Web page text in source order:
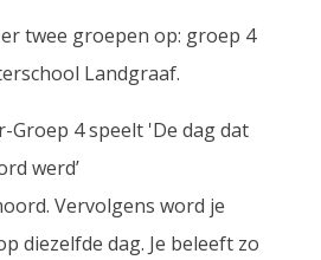
twee groepen op: groep 4
Landgraaf.
Groep 4 speelt 'De dag dat
werd’
Vervolgens word je
diezelfde dag. Je beleeft zo